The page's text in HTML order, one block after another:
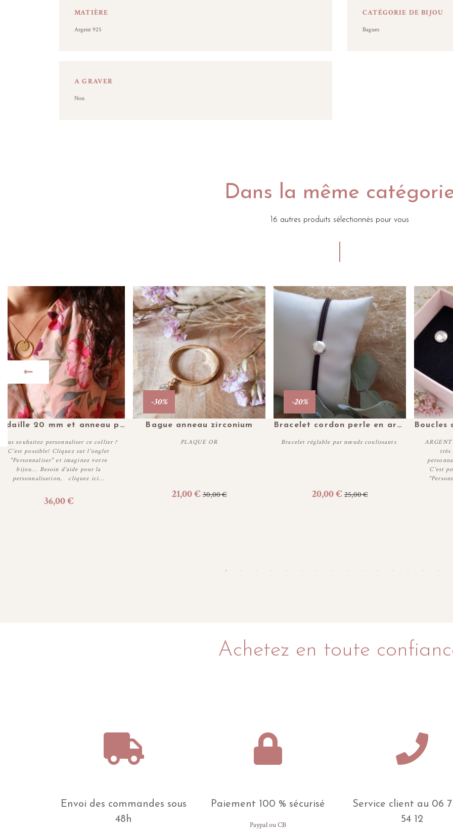
MATIÈRE
Argent 925
CATÉGORIE DE BIJOU
Bagues
A GRAVER
Non
Dans la même
16 autres produits sélectionnés pour vous
Personnaliser
Plus de détails Médaille 20 mm et anneau plaqué or personnalisable
Vous souhaitez personnaliser ce collier ?
C'est possible! Cliquez sur l'onglet
"Personnaliser" et imaginez votre
bijou... Besoin d'aide pour la
personnalisation, cliquez ici...
36,00 €
Plus de détails
-30%
Bague anneau zirconium
PLAQUE OR
21,00 € 30,00 €
Plus de détails
-20%
Bracelet cordon perle en argent
Bracelet réglable par nœuds coulissants
20,00 € 25,00 €
très
C'est
Achetez en toute
Envoi des commandes sous
48h
Paiement 100 % sécurisé
Paypal ou CB
Service client au 06
54 12